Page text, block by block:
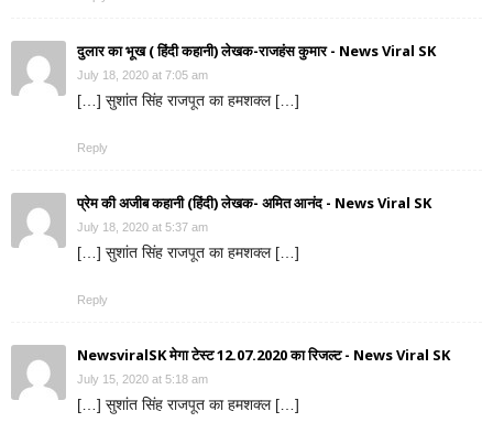
दुलार का भूख ( हिंदी कहानी) लेखक-राजहंस कुमार - News Viral SK
July 18, 2020 at 7:05 am
[…] सुशांत सिंह राजपूत का हमशक्ल […]
Reply
प्रेम की अजीब कहानी (हिंदी) लेखक- अमित आनंद - News Viral SK
July 18, 2020 at 5:37 am
[…] सुशांत सिंह राजपूत का हमशक्ल […]
Reply
NewsviralSK मेगा टेस्ट 12.07.2020 का रिजल्ट - News Viral SK
July 15, 2020 at 5:18 am
[…] सुशांत सिंह राजपूत का हमशक्ल […]